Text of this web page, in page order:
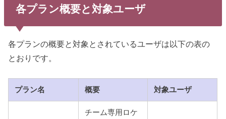
各プラン概要と対象ユーザ
各プランの概要と対象とされているユーザは以下の表の
とおりです。
プラン名 概要 対象ユーザ
チーム専用ロケ